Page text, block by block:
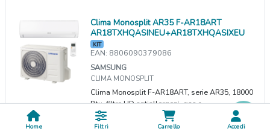
Clima Monosplit AR35 F-AR18ART
AR18TXHQASINEU+AR18TXHQASIXEU
KIT
EAN: 8806090379086
SAMSUNG
CLIMA MONOSPLIT
Clima Monosplit F-AR18ART, serie AR35, 18000
Btu, filtro HD antiallergeni, gas r...
Aggiungi kit 672,00
Home Filtri Carrello Accedi